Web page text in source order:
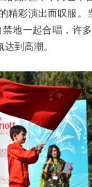
精彩演出而叹服
地一起合唱，许
到高潮。